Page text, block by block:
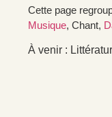
Cette page
Musique, Chant,
À venir :